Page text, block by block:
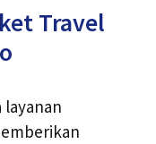
Travel